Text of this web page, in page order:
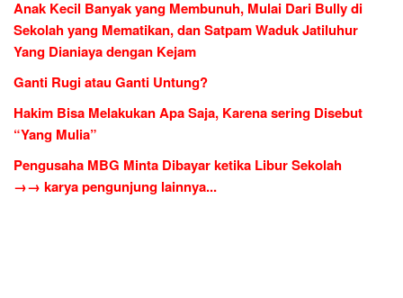
Anak Kecil Banyak yang Membunuh, Mulai Dari Bully di
Sekolah yang Mematikan, dan Satpam Waduk Jatiluhur
Yang Dianiaya dengan Kejam
Ganti Rugi atau Ganti Untung?
Hakim Bisa Melakukan Apa Saja, Karena sering Disebut
“Yang Mulia”
Pengusaha MBG Minta Dibayar ketika Libur Sekolah
→→ karya pengunjung lainnya...